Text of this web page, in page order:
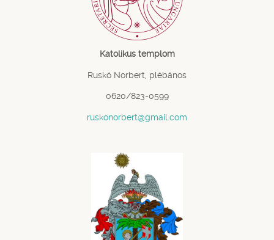
Katolikus templom
Ruskó Norbert, plébános
0620/823-0599
ruskonorbert@gmail.com